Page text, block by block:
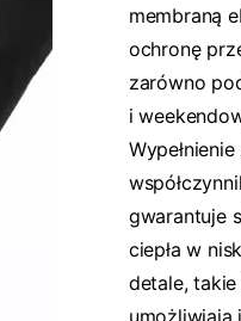
membraną
ochronę
zarówno
i
gwarantuje
ciepła w
detale,
umożliwiają